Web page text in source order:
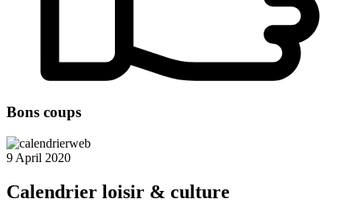
Bons coups
9 April 2020
Calendrier loisir & culture